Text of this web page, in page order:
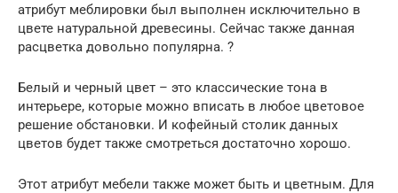
атрибут меблировки был выполнен исключительно в
цвете натуральной древесины. Сейчас также данная
расцветка довольно популярна. ?
Белый и черный цвет – это классические тона в
интерьере, которые можно вписать в любое цветовое
решение обстановки. И кофейный столик данных
цветов будет также смотреться достаточно хорошо.
Этот атрибут мебели также может быть и цветным. Для